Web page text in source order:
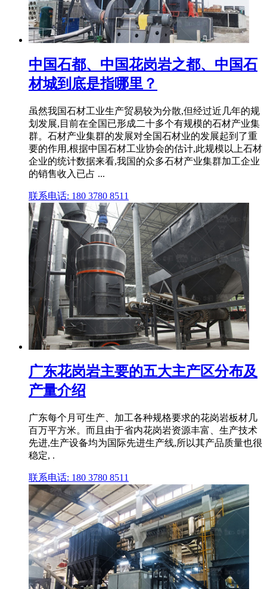
中国石都、中国花岗岩之都、中国石
材城到底是指哪里？
虽然我国石材工业生产贸易较为分散,但经过近几年的规
划发展,目前在全国已形成二十多个有规模的石材产业集
群。石材产业集群的发展对全国石材业的发展起到了重
要的作用,根据中国石材工业协会的估计,此规模以上石材
企业的统计数据来看,我国的众多石材产业集群加工企业
的销售收入已占 ...
联系电话: 180 3780 8511
广东花岗岩主要的五大主产区分布及
产量介绍
广东每个月可生产、加工各种规格要求的花岗岩板材几
百万平方米。而且由于省内花岗岩资源丰富、生产技术
先进,生产设备均为国际先进生产线,所以其产品质量也很
稳定, .
联系电话: 180 3780 8511